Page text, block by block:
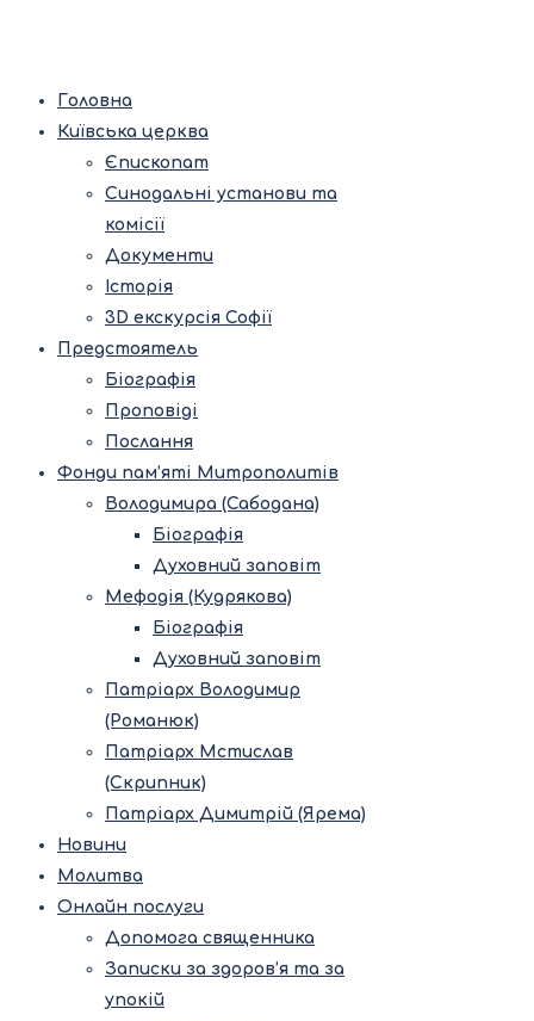
Головна
Київська церква
Єпископат
Синодальні установи та
комісії
Документи
Історія
3D екскурсія Софії
Предстоятель
Біографія
Проповіді
Послання
Фонди пам’яті Митрополитів
Володимира (Сабодана)
Біографія
Духовний заповіт
Мефодія (Кудрякова)
Біографія
Духовний заповіт
Патріарх Володимир
(Романюк)
Патріарх Мстислав
(Скрипник)
Патріарх Димитрій (Ярема)
Новини
Молитва
Онлайн послуги
Допомога священника
Записки за здоров’я та за
упокій